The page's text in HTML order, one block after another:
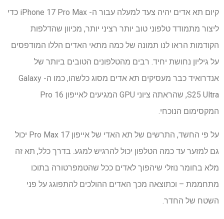
קיום תא אדים יהיה צעד למעלה עבור ה- iPhone 17 Pro Max כדי
ליצור מתמודד טלפוני טוב יותר רציני יותר, מכיוון שהדלפות
הקודמות הראו לנו תמונה של כמה מתאי האדים הללו המודפסים
על גיליון נחושת יחיד. רבים מהטלפונים הטובים ביותר של
אנדרואיד כבר מעסיקים תא אדים מסוג כלשהו, ​​כמו ה- Galaxy
S25 Ultra, שהראתה ציוני GPU המגיעים לאייפון 16 Pro
המקסימום הנוכחי.
על פי החשד, התרשים של תא האדי של אייפון 17 Pro Max יכול
גם למזער עד כמה הטלפון יכול להרגיש למגע. בדרך כלל, תא זה
מלא בחומר נוזלי שיהפוך לאדים ככל שהטמפרטורה בתוכו
מתחממת – וכתוצאה מכך האדים ההולכים להתפוגג על פני
השטח של החדר.